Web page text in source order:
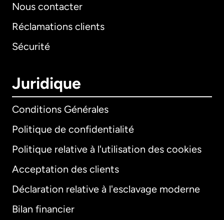
Nous contacter
Réclamations clients
Sécurité
Juridique
Conditions Générales
Politique de confidentialité
Politique relative à l'utilisation des cookies
Acceptation des clients
Déclaration relative à l'esclavage moderne
Bilan financier